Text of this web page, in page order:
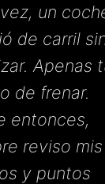
un
de carril
Apenas
de frenar.
entonces,
reviso mis
y puntos